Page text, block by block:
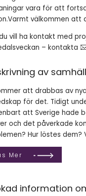
vara för att
välkommen att
vill ha kontakt med
– kontakta
av
att drabbas av
för det. Tidigt
att Sverige hade
och det påverkade
Hur löstes
Mer
information